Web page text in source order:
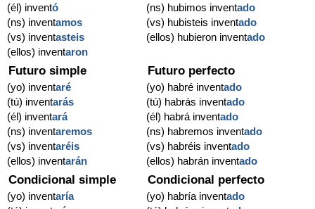
(él) inventó
(ns) inventamos
(vs) inventasteis
(ellos) inventaron
(ns) hubimos inventado
(vs) hubisteis inventado
(ellos) hubieron inventado
Futuro simple
(yo) inventaré
(tú) inventarás
(él) inventará
(ns) inventaremos
(vs) inventaréis
(ellos) inventarán
Futuro perfecto
(yo) habré inventado
(tú) habrás inventado
(él) habrá inventado
(ns) habremos inventado
(vs) habréis inventado
(ellos) habrán inventado
Condicional simple
(yo) inventaría
Condicional perfecto
(yo) habría inventado